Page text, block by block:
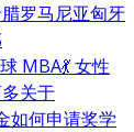
罗马尼亚匈牙
MBA💃 女性
关于
如何申请奖学